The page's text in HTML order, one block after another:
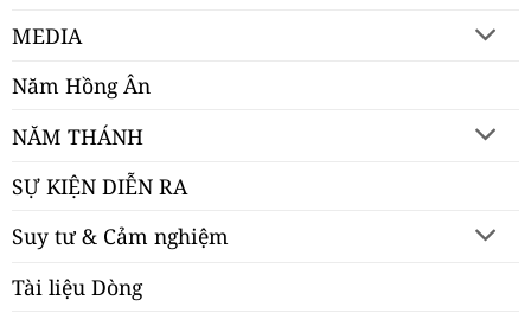
MEDIA
Năm Hồng Ân
NĂM THÁNH
SỰ KIỆN DIỄN RA
Suy tư & Cảm nghiệm
Tài liệu Dòng